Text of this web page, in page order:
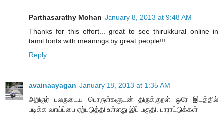
Parthasarathy Mohan January 8, 2013 at 9:48 AM
Thanks for this effort... great to see thirukkural online in
tamil fonts with meanings by great people!!!
Reply
avainaayagan January 18, 2013 at 1:35 AM
அறிஞர் பலருடைய பொருள்களுடன் திருக்குறள் ஒரே இடத்தில்
படிக்க வாய்ப்பை ஏற்படுத்தி உள்ளது இப் பகுதி. பாராட்டுக்கள்